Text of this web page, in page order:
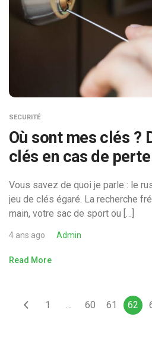
SECURITÉ
Où sont mes clés ?
clés en cas de
Vous savez de quoi je parle : le
jeu de clés égaré. La recherche
main, votre sac de sport ou […]
4 ans ago Admin
Read More
1 … 60 61 62